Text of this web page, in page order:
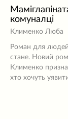
комуналці
Клименко Люба
Роман для людей
стане. Новий
Клименко
хто хочуть